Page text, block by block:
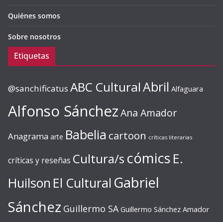
Quiénes somos
Sobre nosotros
Etiquetas
@sanchificatus ABC CulturalAbril Alfaguara
Alfonso SánchezAna Amador
Anagrama arte Babelia cartoon críticas literarias
críticas y reseñas Cultura/s cómics E.
Huilson El Cultural Gabriel
Sánchez Guillermo SA Guillermo Sánchez Amador